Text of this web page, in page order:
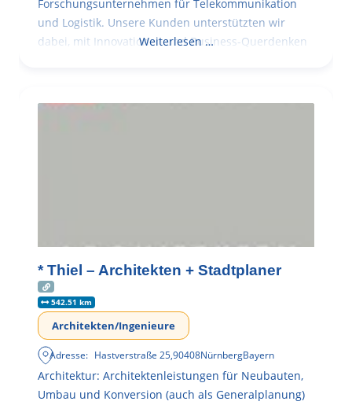
Forschungsunternehmen für Telekommunikation
und Logistik. Unsere Kunden unterstützten wir
dabei, mit Innovationen und Business-Querdenken
Weiterlesen …
* Thiel – Architekten + Stadtplaner
542.51 km
Architekten/Ingenieure
Adresse: Hastverstraße 25,90408NürnbergBayern
Architektur: Architektenleistungen für Neubauten,
Umbau und Konversion (auch als Generalplanung)